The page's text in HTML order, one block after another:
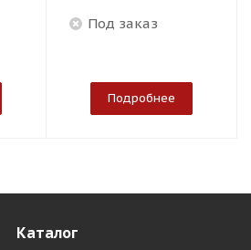
Под заказ
Подробнее
Каталог